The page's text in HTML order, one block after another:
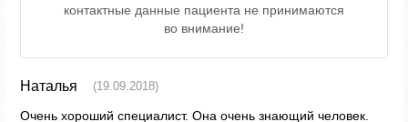
контактные данные пациента не принимаются
во внимание!
Наталья (19.09.2018)
Очень хороший специалист. Она очень знающий человек.